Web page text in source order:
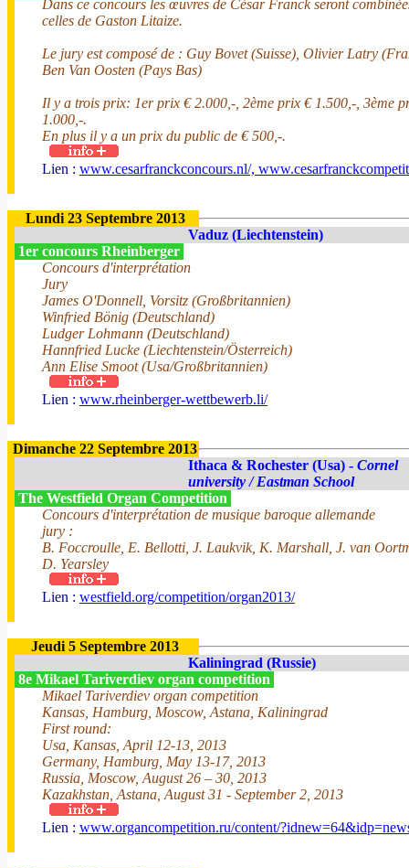
Dans ce concours les œuvres de César Franck seront
celles de Gaston Litaize.
Le jury est composé de : Guy Bovet (Suisse), Olivier Latry
Ben Van Oosten (Pays Bas)
Il y a trois prix: 1er prix € 2.000,-, 2ème prix € 1.500,-, 3ème
1.000,-.
En plus il y a un prix du public de € 500,-.
Lien : www.cesarfranckconcours.nl/,
Lundi 23 Septembre 2013
Vaduz (Liechtenstein)
1er concours Rheinberger
Concours d'interprétation
Jury
James O'Donnell, Vorsitz (Großbritannien)
Winfried Bönig (Deutschland)
Ludger Lohmann (Deutschland)
Hannfried Lucke (Liechtenstein/Österreich)
Ann Elise Smoot (Usa/Großbritannien)
Lien : www.rheinberger-wettbewerb.li/
Dimanche 22 Septembre 2013
Ithaca & Rochester (Usa) - Cornel
university / Eastman School
The Westfield Organ Competition
Concours d'interprétation de musique baroque allemande
jury :
B. Foccroulle, E. Bellotti, J. Laukvik, K. Marshall, J. van
D. Yearsley
Lien : westfield.org/competition/organ2013/
Jeudi 5 Septembre 2013
Kaliningrad (Russie)
8e Mikael Tariverdiev organ competition
Mikael Tariverdiev organ competition
Kansas, Hamburg, Moscow, Astana, Kaliningrad
First round:
Usa, Kansas, April 12-13, 2013
Germany, Hamburg, May 13-17, 2013
Russia, Moscow, August 26 – 30, 2013
Kazakhstan, Astana, August 31 - September 2, 2013
Lien : www.organcompetition.ru/content/